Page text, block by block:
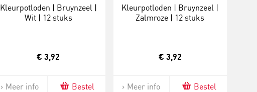
Kleurpotloden | Bruynzeel |
Wit | 12 stuks
€ 3,92
Meer info Bestel
Kleurpotloden | Bruynzeel |
Zalmroze | 12 stuks
€ 3,92
Meer info Bestel